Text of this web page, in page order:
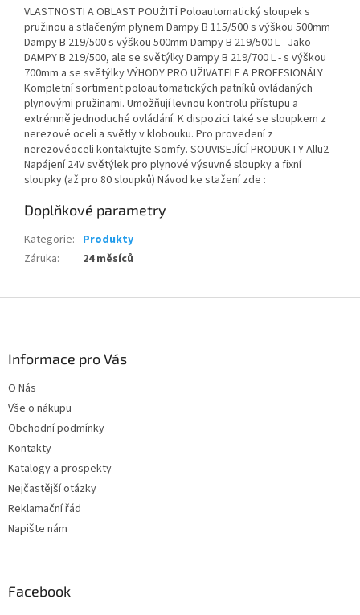
VLASTNOSTI A OBLAST POUŽITÍ Poloautomatický sloupek s
pružinou a stlačeným plynem Dampy B 115/500 s výškou 500mm
Dampy B 219/500 s výškou 500mm Dampy B 219/500 L - Jako
DAMPY B 219/500, ale se světýlky Dampy B 219/700 L - s výškou
700mm a se světýlky VÝHODY PRO UŽIVATELE A PROFESIONÁLY
Kompletní sortiment poloautomatických patníků ovládaných
plynovými pružinami. Umožňují levnou kontrolu přístupu a
extrémně jednoduché ovládání. K dispozici také se sloupkem z
nerezové oceli a světly v klobouku. Pro provedení z
nerezovéoceli kontaktujte Somfy. SOUVISEJÍCÍ PRODUKTY Allu2 -
Napájení 24V světýlek pro plynové výsuvné sloupky a fixní
sloupky (až pro 80 sloupků) Návod ke stažení zde :
Doplňkové parametry
Kategorie: Produkty
Záruka: 24 měsíců
Informace pro Vás
O Nás
Vše o nákupu
Obchodní podmínky
Kontakty
Katalogy a prospekty
Nejčastější otázky
Reklamační řád
Napište nám
Facebook